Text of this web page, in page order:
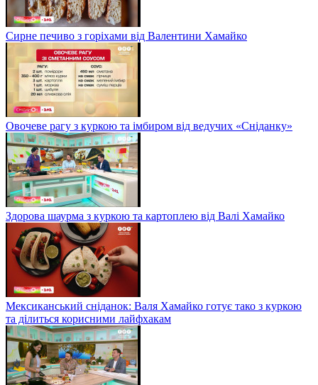
Сирне печиво з горіхами від Валентини Хамайко
Овочеве рагу з куркою та імбиром від ведучих «Сніданку»
Здорова шаурма з куркою та картоплею від Валі Хамайко
Мексиканський сніданок: Валя Хамайко готує тако з куркою
та ділиться корисними лайфхакам